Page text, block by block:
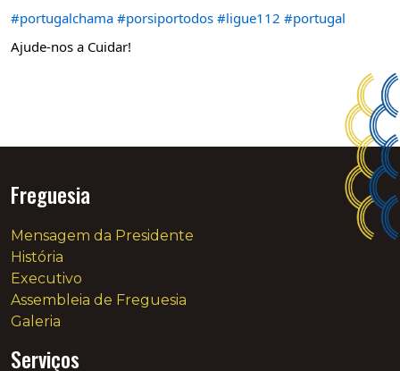
#portugalchama #porsiportodos #ligue112 #portugal
Ajude-nos a Cuidar!
Freguesia
Mensagem da Presidente
História
Executivo
Assembleia de Freguesia
Galeria
Serviços